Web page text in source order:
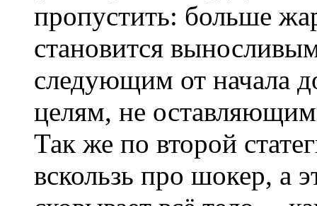
пропустить: больше
становится
следующим от начала
целям, не
Так же по второй
вскользь про шокер, а